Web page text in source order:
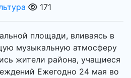
171
площади, вливаясь в
музыкальную атмосферу
жители района, учащиеся
Ежегодно 24 мая во